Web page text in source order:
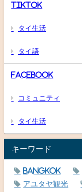
TikTok
タイ生活
タイ語
Facebook
コミュニティ
タイ生活
キーワード
Bangkok
アユタヤ観光